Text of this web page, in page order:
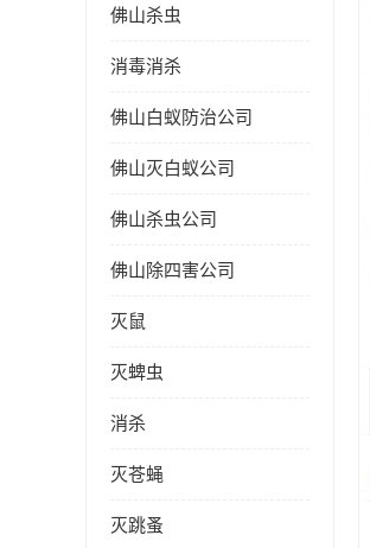
佛山杀虫
消毒消杀
佛山白蚁防治公司
佛山灭白蚁公司
佛山杀虫公司
佛山除四害公司
灭鼠
灭蜱虫
消杀
灭苍蝇
灭跳蚤